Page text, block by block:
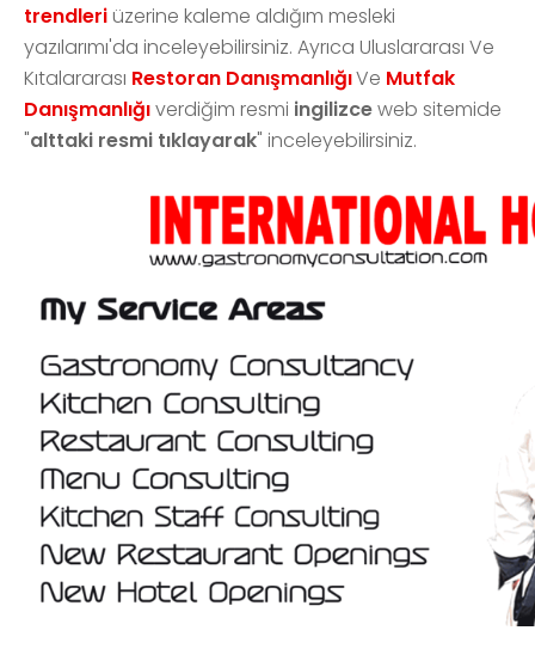
trendleriüzerine kaleme aldığım mesleki
yazılarımı'da inceleyebilirsiniz. Ayrıca Uluslararası Ve
Kıtalararası Restoran DanışmanlığıVe Mutfak
Danışmanlığıverdiğim resmi ingilizceweb sitemide
"alttaki resmi tıklayarak" inceleyebilirsiniz.